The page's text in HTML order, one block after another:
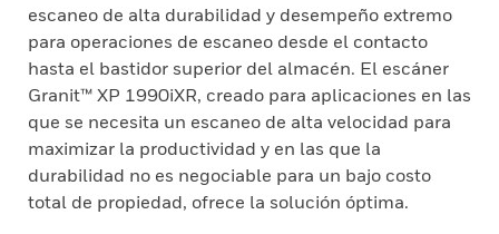
escaneo de alta durabilidad y desempeño extremo
para operaciones de escaneo desde el contacto
hasta el bastidor superior del almacén. El escáner
Granit™ XP 1990iXR, creado para aplicaciones en las
que se necesita un escaneo de alta velocidad para
maximizar la productividad y en las que la
durabilidad no es negociable para un bajo costo
total de propiedad, ofrece la solución óptima.